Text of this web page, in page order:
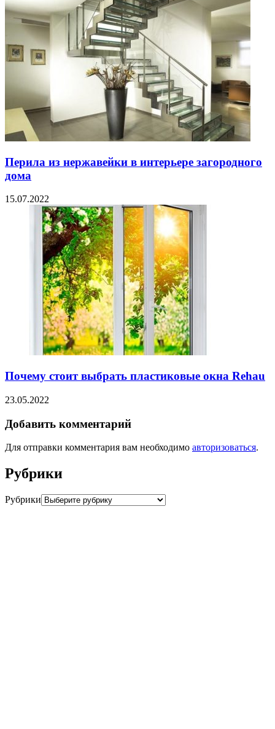
Перила из нержавейки в интерьере загородного
дома
15.07.2022
Почему стоит выбрать пластиковые окна Rehau
23.05.2022
Добавить комментарий
Для отправки комментария вам необходимо авторизоваться.
Рубрики
Рубрики